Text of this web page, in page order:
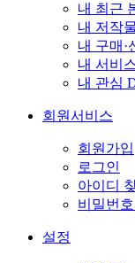
내 최근
내 저작
내 구매·
내 서비
내 관심
회원서비스
회원가입
로그인
아이디
비밀번호
설정